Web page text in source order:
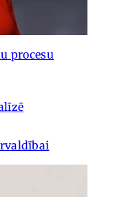
procesu